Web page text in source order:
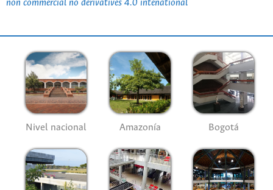
non commercial no derivatives 4.0 intenational
Nivel nacional Amazonía Bogotá